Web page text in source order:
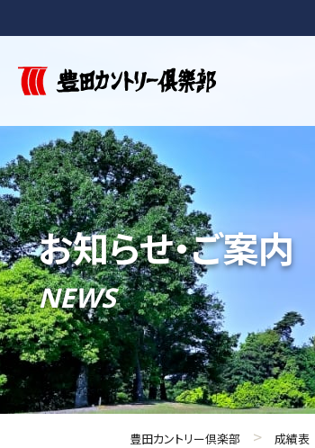
お知らせ・ご案内
NEWS
豊田カントリー倶楽部 > 成績表